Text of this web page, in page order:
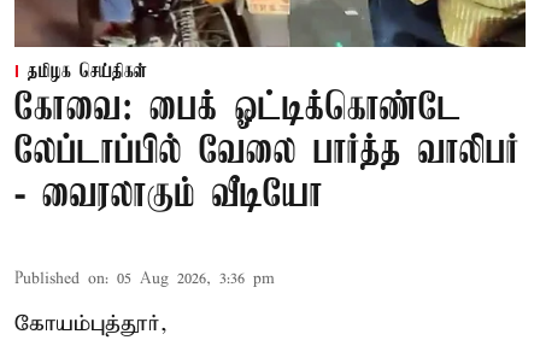
தமிழக செய்திகள்
கோவை: பைக் ஓட்டிக்கொண்டே
லேப்டாப்பில் வேலை பார்த்த வாலிபர்
- வைரலாகும் வீடியோ
Published on: 05 Aug 2026, 3:36 pm
கோயம்புத்தூர்,